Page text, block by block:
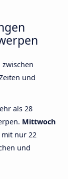
und
als 28
Mittwoch
nur 22
und